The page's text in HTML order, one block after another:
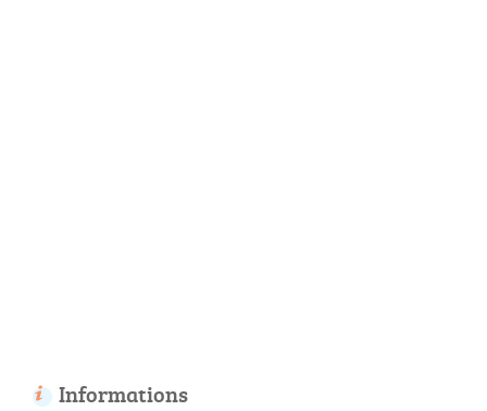
Informations